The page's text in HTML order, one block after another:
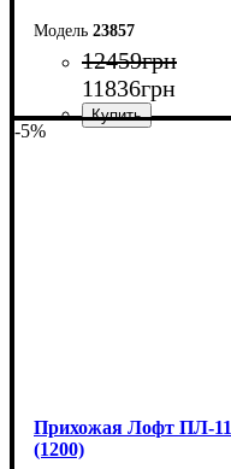
23857
12459грн
11836грн
-5%
Прихожая Лофт ПЛ-11
(1200)